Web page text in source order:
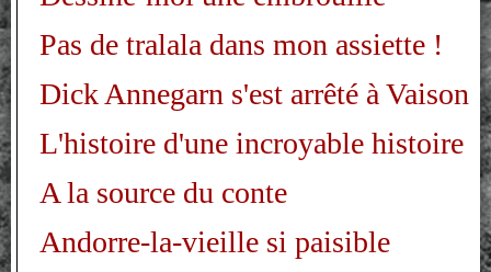
Pas de tralala dans mon assiette !
Dick Annegarn s'est arrêté à Vaison
L'histoire d'une incroyable histoire
A la source du conte
Andorre-la-vieille si paisible